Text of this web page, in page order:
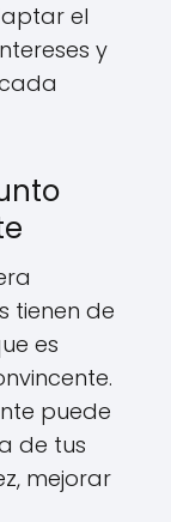
el
y
tienen de
es
puede
de tus
mejorar